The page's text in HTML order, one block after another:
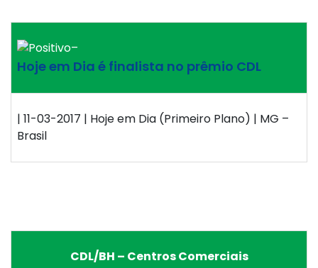
–
Hoje em Dia é finalista no prêmio CDL
| 11-03-2017 | Hoje em Dia (Primeiro Plano) | MG –
Brasil
CDL/BH – Centros Comerciais